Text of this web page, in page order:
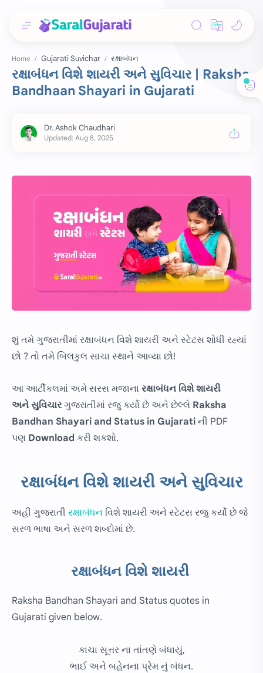
Home Gujarati Suvichar રક્ષાબંધન
રક્ષાબંધન વિશે શાયરી અને સુવિચાર | Raksha
Bandhaan Shayari in Gujarati
શું તમે ગુજરાતીમાં રક્ષાબંધન વિશે શાયરી અને સ્ટેટસ શોધી રહ્યાં
છો ? તો તમે બિલકુલ સાચા સ્થાને આવ્યા છો!
આ આર્ટીકલમાં અમે સરસ મજાના રક્ષાબંધન વિશે શાયરી
અને સુવિચારગુજરાતીમાં રજુ કર્યો છે અને છેલ્લે Raksha
Bandhan Shayari and Status in Gujarati ની PDF
પણ Download કરી શકશો.
રક્ષાબંધન વિશે શાયરી અને સુવિચાર
અહીં ગુજરાતી રક્ષાબંધન વિશે શાયરી અને સ્ટેટસ રજુ કર્યો છે જે
સરળ ભાષા અને સરળ શબ્દોમાં છે.
રક્ષાબંધન વિશે શાયરી
Raksha Bandhan Shayari and Status quotes in
Gujarati given below.
કાચા સૂત્તર ના તાંતણે બંધાયું,
ભાઈ અને બહેનના પ્રેમ નું બંધન.